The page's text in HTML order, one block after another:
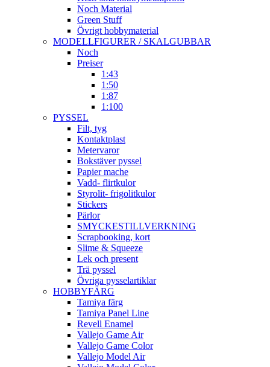
Noch Material
Green Stuff
Övrigt hobbymaterial
MODELLFIGURER / SKALGUBBAR
Noch
Preiser
1:43
1:50
1:87
1:100
PYSSEL
Filt, tyg
Kontaktplast
Metervaror
Bokstäver pyssel
Papier mache
Vadd- flirtkulor
Styrolit- frigolitkulor
Stickers
Pärlor
SMYCKESTILLVERKNING
Scrapbooking, kort
Slime & Squeeze
Lek och present
Trä pyssel
Övriga pysselartiklar
HOBBYFÄRG
Tamiya färg
Tamiya Panel Line
Revell Enamel
Vallejo Game Air
Vallejo Game Color
Vallejo Model Air